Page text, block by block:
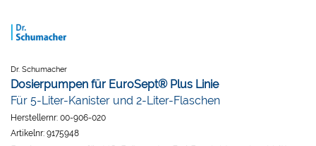
Dr. Schumacher
Dosierpumpen für EuroSept® Plus Linie
Für 5-Liter-Kanister und 2-Liter-Flaschen
Herstellernr: 00-906-020
Artikelnr: 9175948